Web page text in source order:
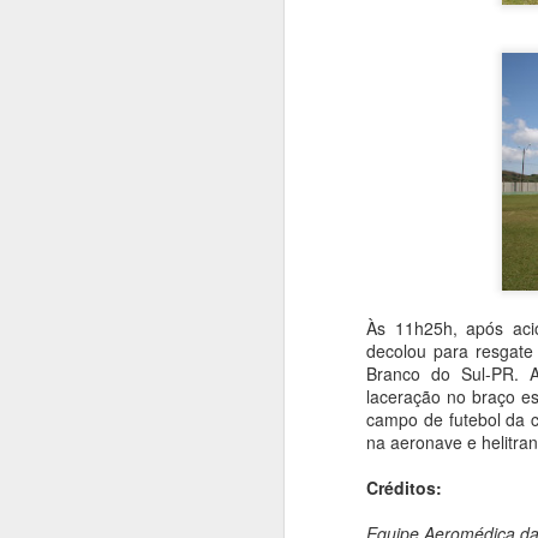
Às 11h25h,após
decolou para
Branco do Sul-PR.
laceração no braço
campo de futebol da
na aeronave e
Créditos:
Equipe Aeromédica
O presente artigo tem o objetivo de
segurança aérea, tripulantes,
violentas que estão contidas nesse